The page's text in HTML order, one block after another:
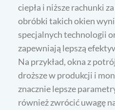
ciepła i niższe rachunki
obróbki takich okien
specjalnych technologii
zapewniają lepszą
Na przykład, okna z
droższe w produkcji i
znacznie lepsze
również zwrócić uwagę